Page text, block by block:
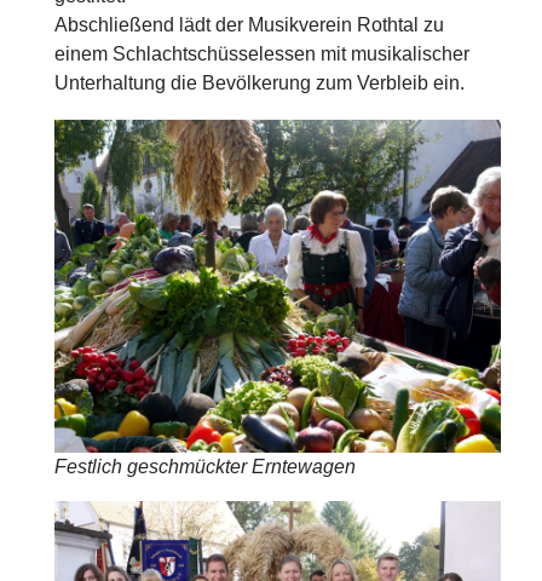
Abschließend lädt der Musikverein Rothtal zu
einem Schlachtschüsselessen mit musikalischer
Unterhaltung die Bevölkerung zum Verbleib ein.
Festlich geschmückter Erntewagen